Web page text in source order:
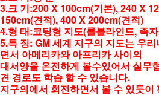
3.크 기:200 X 100cm(기본), 240 X
150cm(견적), 400 X 200cm(견적)
4.형 태:코팅형 지도(롤블라인드, 족
5.특 징: GM 세계 지구의 지도는 우
면서 아메리카와 아프리카 사이의
대서양을 온전하게 볼수있어서 실무
견 경로도 학습 할 수 있습니다.
지구의에서 회전하면서 볼 수 있듯